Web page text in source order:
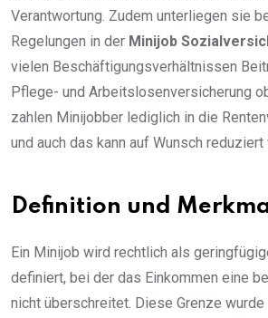
Verantwortung. Zudem unterliegen sie
Regelungen in der Minijob
vielen Beschäftigungsverhältnissen
Pflege- und Arbeitslosenversicherung
zahlen Minijobber lediglich in die
und auch das kann auf Wunsch reduziert
Definition und
Ein Minijob wird rechtlich als
definiert, bei der das Einkommen eine
nicht überschreitet. Diese Grenze